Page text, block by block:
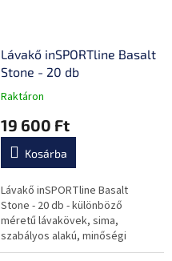
Lávakő inSPORTline Basalt
Stone - 20 db
A
átlagos
értékelése
0,0
csillag.
Raktáron
19 600 Ft
Kosárba
Lávakő inSPORTline Basalt
Stone - 20 db - különböző
méretű lávakövek, sima,
szabályos alakú, minőségi
kivitelezés, fadobozban